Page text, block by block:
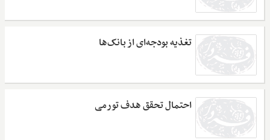
تغذیه بودجه‌ای از بانک‌ها
احتمال تحقق هدف تورمی